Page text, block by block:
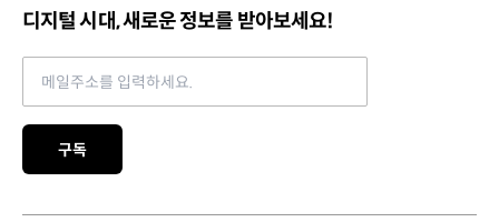
디지털 시대, 새로운 정보를 받아보세요!
구독